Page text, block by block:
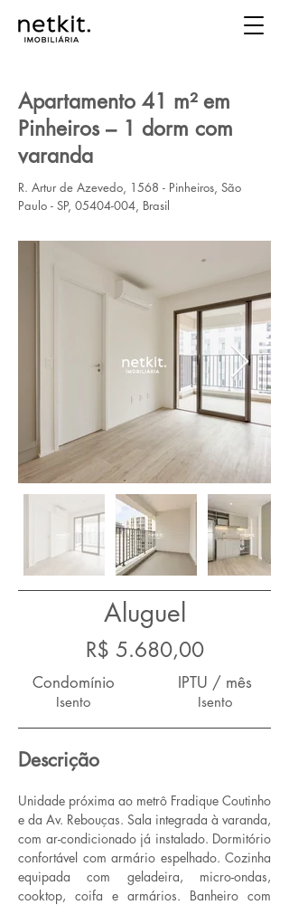
Apartamento 41 m² em
Pinheiros – 1 dorm com
varanda
R. Artur de Azevedo, 1568 - Pinheiros, São
Paulo - SP, 05404-004, Brasil
Aluguel
R$ 5.680,00
Condomínio
Isento
IPTU / mês
Isento
Descrição
Unidade próxima ao metrô Fradique Coutinho
e da Av. Rebouças. Sala integrada à varanda,
com ar-condicionado já instalado. Dormitório
confortável com armário espelhado. Cozinha
equipada com geladeira, micro-ondas,
cooktop, coifa e armários. Banheiro com